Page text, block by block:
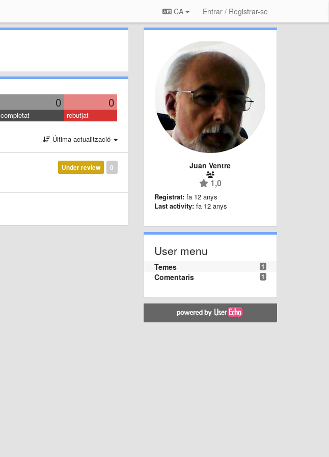
CA Entrar / Registrar-se
0 0
completat rebutjat
Última actualització
0
Under review Juan Ventre
1,0
Registrat: fa 12 anys
Last activity: fa 12 anys
User menu
1
Temes
1
Comentaris